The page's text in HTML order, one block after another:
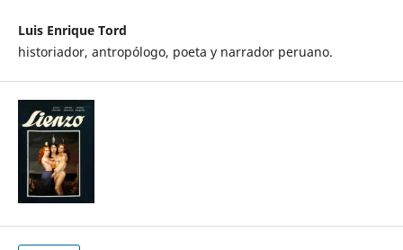
Luis Enrique Tord
historiador, antropólogo, poeta y narrador peruano.